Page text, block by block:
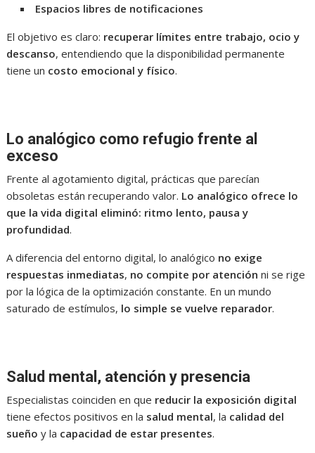
Espacios libres de notificaciones
El objetivo es claro: recuperar límites entre trabajo, ocio y
descanso, entendiendo que la disponibilidad permanente
tiene un costo emocional y físico.
Lo analógico como refugio frente al
exceso
Frente al agotamiento digital, prácticas que parecían
obsoletas están recuperando valor. Lo analógico ofrece lo
que la vida digital eliminó: ritmo lento, pausa y
profundidad.
A diferencia del entorno digital, lo analógico no exige
respuestas inmediatas, no compite por atención ni se rige
por la lógica de la optimización constante. En un mundo
saturado de estímulos, lo simple se vuelve reparador.
Salud mental, atención y presencia
Especialistas coinciden en que reducir la exposición digital
tiene efectos positivos en la salud mental, la calidad del
sueño y la capacidad de estar presentes.